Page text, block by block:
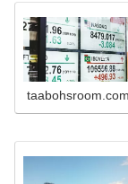
taabohsroom.com